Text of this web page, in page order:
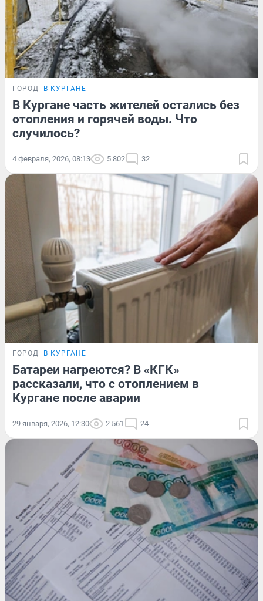
ГОРОД В КУРГАНЕ
В Кургане часть жителей остались без
отопления и горячей воды. Что
случилось?
4 февраля, 2026, 08:13 5 802 32
ГОРОД В КУРГАНЕ
Батареи нагреются? В «КГК»
рассказали, что с отоплением в
Кургане после аварии
29 января, 2026, 12:30 2 561 24